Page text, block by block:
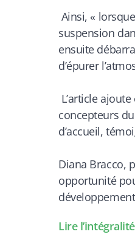
Ainsi, «
suspension
ensuite
d’épurer
L’article ajoute
concepteurs
d’accueil,
Diana Bracco,
opportunité
Lire